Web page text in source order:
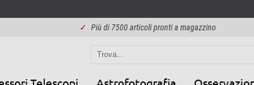
✓ Più di 7500 articoli pronti a magazzino